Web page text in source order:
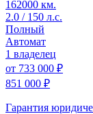
162000 км.
2.0 / 150 л.с.
Полный
Автомат
1 владелец
от 733 000 ₽
851 000 ₽
Гарантия